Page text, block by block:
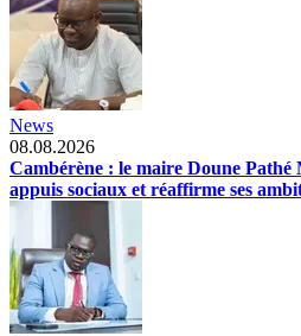
News
08.08.2026
Cambérène : le maire Doune Pathé
appuis sociaux et réaffirme ses